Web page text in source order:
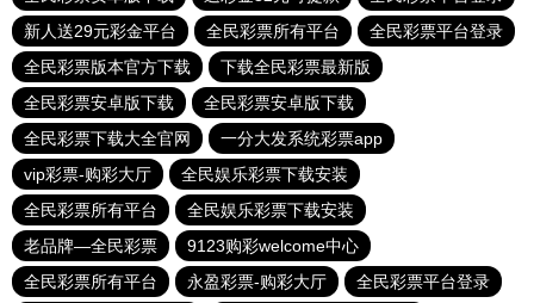
新人送29元彩金平台
全民彩票所有平台
全民彩票平台登录
全民彩票版本官方下载
下载全民彩票最新版
全民彩票安卓版下载
全民彩票安卓版下载
全民彩票下载大全官网
一分大发系统彩票app
vip彩票-购彩大厅
全民娱乐彩票下载安装
全民彩票所有平台
全民娱乐彩票下载安装
老品牌—全民彩票
9123购彩welcome中心
全民彩票所有平台
永盈彩票-购彩大厅 全民彩票平台登录